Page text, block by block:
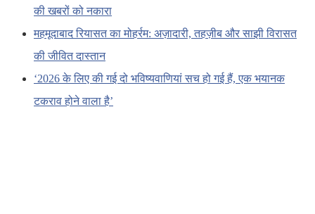
की खबरों को नकारा
महमूदाबाद रियासत का मोहर्रम: अज़ादारी, तहज़ीब और साझी विरासत
की जीवित दास्तान
‘2026 के लिए की गई दो भविष्यवाणियां सच हो गई हैं, एक भयानक
टकराव होने वाला है’